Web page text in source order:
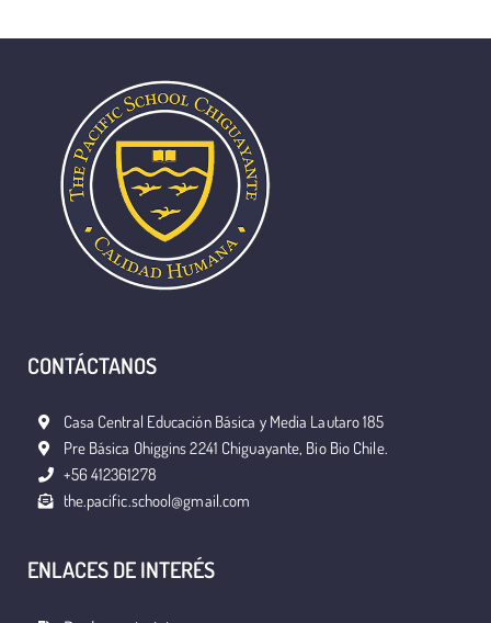
CONTÁCTANOS
Casa Central Educación Básica y Media Lautaro 185
Pre Básica Ohiggins 2241 Chiguayante, Bio Bio Chile.
+56 412361278
the.pacific.school@gmail.com
ENLACES DE INTERÉS